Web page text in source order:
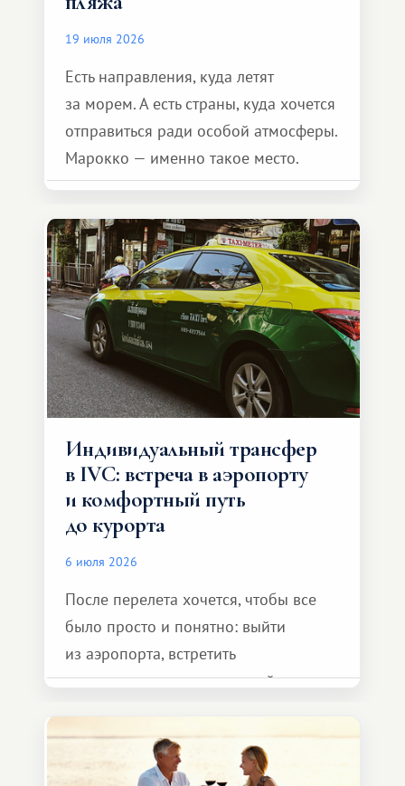
19 июля 2026
Есть направления, куда летят
за морем. А есть страны, куда хочется
отправиться ради особой атмосферы.
Марокко — именно такое место.
Индивидуальный трансфер
в IVC: встреча в аэропорту
и комфортный путь
до курорта
6 июля 2026
После перелета хочется, чтобы все
было просто и понятно: выйти
из аэропорта, встретить
представителя транспортной
и спокойно доехать до курорта.